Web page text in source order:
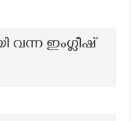
വന്ന ഇംഗ്ലീഷ്